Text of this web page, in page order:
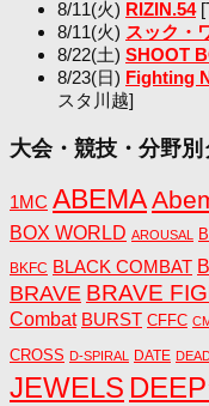
8/11(火) RIZIN.54
8/11(火) スック・
8/22(土) SHOOT
8/23(日) Fighting
スタ川越]
大会・競技・分野別
1MC ABEMA
BOX WORLD AROUSAL
BKFC BLACK COMBAT
BRAVE BRAVE
Combat BURST CFFC
CROSS D-SPIRAL DATE
JEWELS